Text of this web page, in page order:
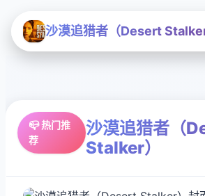
沙漠追猎者（Desert Stalker
📪 热门推
荐
沙漠追猎者（
Stalker）